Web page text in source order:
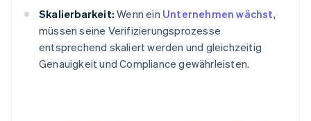
Skalierbarkeit: Wenn ein Unternehmen wächst,
müssen seine Verifizierungsprozesse
entsprechend skaliert werden und gleichzeitig
Genauigkeit und Compliance gewährleisten.